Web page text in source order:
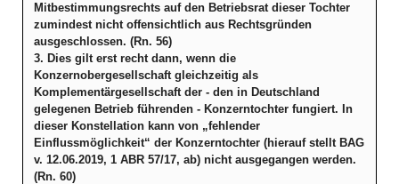
Mitbestimmungsrechts auf den Betriebsrat dieser Tochter
zumindest nicht offensichtlich aus Rechtsgründen
ausgeschlossen. (Rn. 56)
3. Dies gilt erst recht dann, wenn die
Konzernobergesellschaft gleichzeitig als
Komplementärgesellschaft der - den in Deutschland
gelegenen Betrieb führenden - Konzerntochter fungiert. In
dieser Konstellation kann von „fehlender
Einflussmöglichkeit“ der Konzerntochter (hierauf stellt BAG
v. 12.06.2019, 1 ABR 57/17, ab) nicht ausgegangen werden.
(Rn. 60)